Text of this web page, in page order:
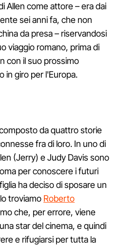
Allen come attore – era dai
sei anni fa, che non
da presa – riservandosi
viaggio romano, prima di
con il suo prossimo
in giro per l'Europa.
da quattro storie
fra di loro. In uno di
(Jerry) e Judy Davis sono
per conoscere i futuri
ha deciso di sposare un
troviamo Roberto
che, per errore, viene
star del cinema, e quindi
e rifugiarsi per tutta la